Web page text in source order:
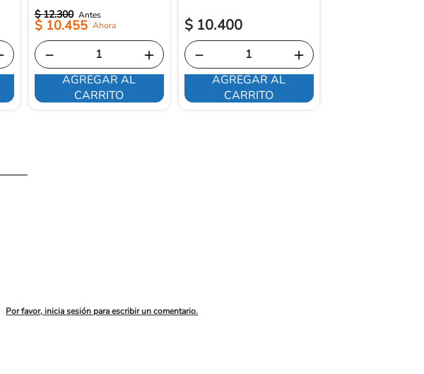
$ 12.300
$ 10.455
＋
－
AGREGAR AL
CARRITO
$ 10.400
＋
－
AGREGAR AL
CARRITO
Por favor, inicia sesión para escribir un comentario.